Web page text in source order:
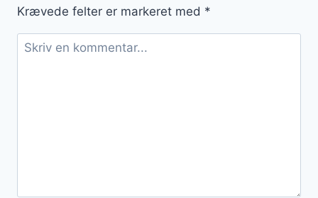
Krævede felter er markeret med *